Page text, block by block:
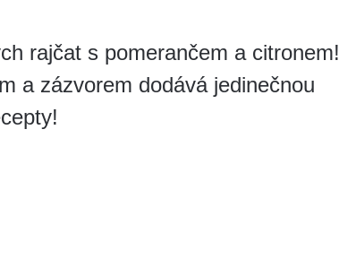
rajčat s pomerančem a citronem!
a zázvorem dodává jedinečnou